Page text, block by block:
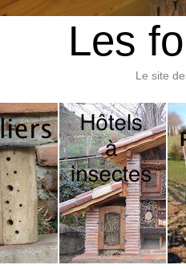
Les
Le site